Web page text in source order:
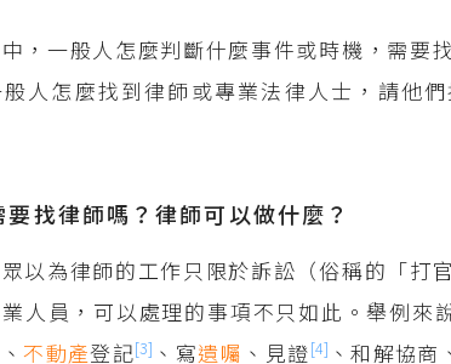
，一般人怎麼判斷什麼事件或時機，需要
人怎麼找到律師或專業法律人士，請他
要找律師嗎？律師可以做什麼？
以為律師的工作只限於訴訟（俗稱的「打
人員，可以處理的事項不只如此。舉例來
、不動產登記[3] 、寫遺囑 、見證[4] 、和解協商